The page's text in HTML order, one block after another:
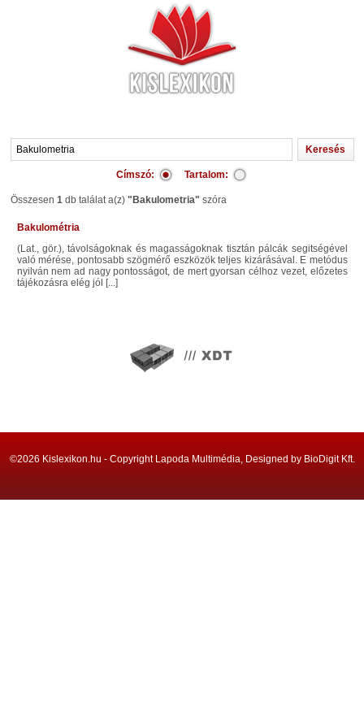
Címszó: Tartalom:
Összesen 1db találat a(z) "Bakulometria" szóra
Bakulométria
(lat., gör.), távolságoknak és magasságoknak tisztán pálcák segitségével
való mérése, pontosabb szögmérő eszközök teljes kizárásával. E metódus
nyilván nem ad nagy pontosságot, de mert gyorsan célhoz vezet, előzetes
tájékozásra elég jól [...]
©2026 Kislexikon.hu - Copyright Lapoda Multimédia, Designed by BioDigit Kft.